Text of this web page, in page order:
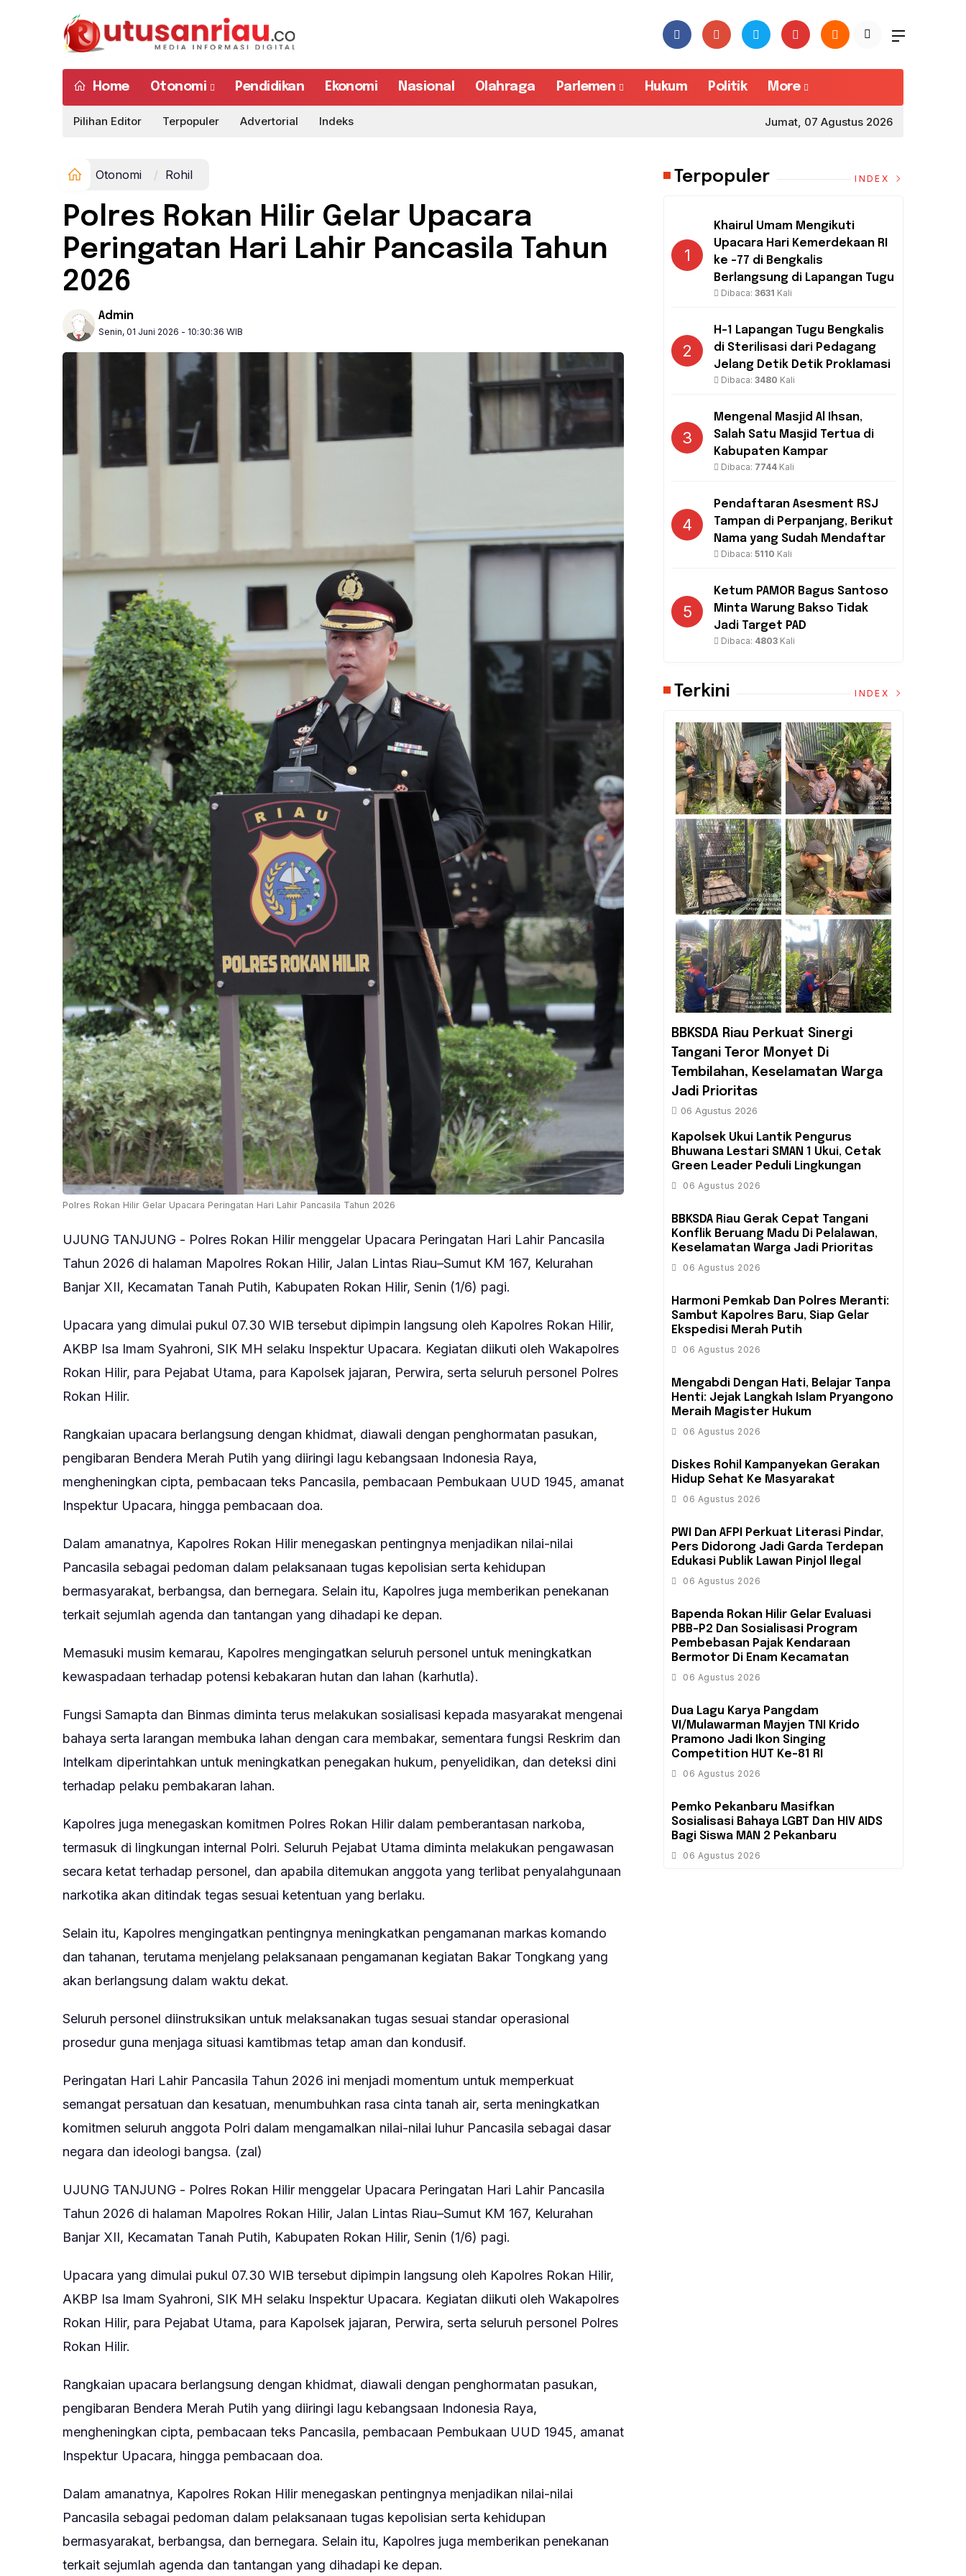
Home Otonomi Pendidikan Ekonomi Nasional Olahraga Parlemen Hukum Politik More
Pilihan Editor Terpopuler Advertorial Indeks Jumat, 07 Agustus 2026
Otonomi Rohil
Polres Rokan Hilir Gelar Upacara
Peringatan Hari Lahir Pancasila Tahun
2026
Admin
Senin, 01 Juni 2026 - 10:30:36 WIB
Polres Rokan Hilir Gelar Upacara Peringatan Hari Lahir Pancasila Tahun 2026
UJUNG TANJUNG - Polres Rokan Hilir menggelar Upacara Peringatan Hari Lahir Pancasila
Tahun 2026 di halaman Mapolres Rokan Hilir, Jalan Lintas Riau–Sumut KM 167, Kelurahan
Banjar XII, Kecamatan Tanah Putih, Kabupaten Rokan Hilir, Senin (1/6) pagi.
Upacara yang dimulai pukul 07.30 WIB tersebut dipimpin langsung oleh Kapolres Rokan Hilir,
AKBP Isa Imam Syahroni, SIK MH selaku Inspektur Upacara. Kegiatan diikuti oleh Wakapolres
Rokan Hilir, para Pejabat Utama, para Kapolsek jajaran, Perwira, serta seluruh personel Polres
Rokan Hilir.
Rangkaian upacara berlangsung dengan khidmat, diawali dengan penghormatan pasukan,
pengibaran Bendera Merah Putih yang diiringi lagu kebangsaan Indonesia Raya,
mengheningkan cipta, pembacaan teks Pancasila, pembacaan Pembukaan UUD 1945, amanat
Inspektur Upacara, hingga pembacaan doa.
Dalam amanatnya, Kapolres Rokan Hilir menegaskan pentingnya menjadikan nilai-nilai
Pancasila sebagai pedoman dalam pelaksanaan tugas kepolisian serta kehidupan
bermasyarakat, berbangsa, dan bernegara. Selain itu, Kapolres juga memberikan penekanan
terkait sejumlah agenda dan tantangan yang dihadapi ke depan.
Memasuki musim kemarau, Kapolres mengingatkan seluruh personel untuk meningkatkan
kewaspadaan terhadap potensi kebakaran hutan dan lahan (karhutla).
Fungsi Samapta dan Binmas diminta terus melakukan sosialisasi kepada masyarakat mengenai
bahaya serta larangan membuka lahan dengan cara membakar, sementara fungsi Reskrim dan
Intelkam diperintahkan untuk meningkatkan penegakan hukum, penyelidikan, dan deteksi dini
terhadap pelaku pembakaran lahan.
Kapolres juga menegaskan komitmen Polres Rokan Hilir dalam pemberantasan narkoba,
termasuk di lingkungan internal Polri. Seluruh Pejabat Utama diminta melakukan pengawasan
secara ketat terhadap personel, dan apabila ditemukan anggota yang terlibat penyalahgunaan
narkotika akan ditindak tegas sesuai ketentuan yang berlaku.
Selain itu, Kapolres mengingatkan pentingnya meningkatkan pengamanan markas komando
dan tahanan, terutama menjelang pelaksanaan pengamanan kegiatan Bakar Tongkang yang
akan berlangsung dalam waktu dekat.
Seluruh personel diinstruksikan untuk melaksanakan tugas sesuai standar operasional
prosedur guna menjaga situasi kamtibmas tetap aman dan kondusif.
Peringatan Hari Lahir Pancasila Tahun 2026 ini menjadi momentum untuk memperkuat
semangat persatuan dan kesatuan, menumbuhkan rasa cinta tanah air, serta meningkatkan
komitmen seluruh anggota Polri dalam mengamalkan nilai-nilai luhur Pancasila sebagai dasar
negara dan ideologi bangsa. (zal)
UJUNG TANJUNG - Polres Rokan Hilir menggelar Upacara Peringatan Hari Lahir Pancasila
Tahun 2026 di halaman Mapolres Rokan Hilir, Jalan Lintas Riau–Sumut KM 167, Kelurahan
Banjar XII, Kecamatan Tanah Putih, Kabupaten Rokan Hilir, Senin (1/6) pagi.
Upacara yang dimulai pukul 07.30 WIB tersebut dipimpin langsung oleh Kapolres Rokan Hilir,
AKBP Isa Imam Syahroni, SIK MH selaku Inspektur Upacara. Kegiatan diikuti oleh Wakapolres
Rokan Hilir, para Pejabat Utama, para Kapolsek jajaran, Perwira, serta seluruh personel Polres
Rokan Hilir.
Rangkaian upacara berlangsung dengan khidmat, diawali dengan penghormatan pasukan,
pengibaran Bendera Merah Putih yang diiringi lagu kebangsaan Indonesia Raya,
mengheningkan cipta, pembacaan teks Pancasila, pembacaan Pembukaan UUD 1945, amanat
Inspektur Upacara, hingga pembacaan doa.
Dalam amanatnya, Kapolres Rokan Hilir menegaskan pentingnya menjadikan nilai-nilai
Pancasila sebagai pedoman dalam pelaksanaan tugas kepolisian serta kehidupan
bermasyarakat, berbangsa, dan bernegara. Selain itu, Kapolres juga memberikan penekanan
terkait sejumlah agenda dan tantangan yang dihadapi ke depan.
Terpopuler INDEX
1
Khairul Umam Mengikuti
Upacara Hari Kemerdekaan RI
ke -77 di Bengkalis
Berlangsung di Lapangan Tugu
Dibaca: 3631 Kali
2
H-1 Lapangan Tugu Bengkalis
di Sterilisasi dari Pedagang
Jelang Detik Detik Proklamasi
Dibaca: 3480 Kali
3
Mengenal Masjid Al Ihsan,
Salah Satu Masjid Tertua di
Kabupaten Kampar
Dibaca: 7744 Kali
4
Pendaftaran Asesment RSJ
Tampan di Perpanjang, Berikut
Nama yang Sudah Mendaftar
Dibaca: 5110 Kali
5
Ketum PAMOR Bagus Santoso
Minta Warung Bakso Tidak
Jadi Target PAD
Dibaca: 4803 Kali
Terkini INDEX
BBKSDA Riau Perkuat Sinergi
Tangani Teror Monyet Di
Tembilahan, Keselamatan Warga
Jadi Prioritas
06 Agustus 2026
Kapolsek Ukui Lantik Pengurus
Bhuwana Lestari SMAN 1 Ukui, Cetak
Green Leader Peduli Lingkungan
06 Agustus 2026
BBKSDA Riau Gerak Cepat Tangani
Konflik Beruang Madu Di Pelalawan,
Keselamatan Warga Jadi Prioritas
06 Agustus 2026
Harmoni Pemkab Dan Polres Meranti:
Sambut Kapolres Baru, Siap Gelar
Ekspedisi Merah Putih
06 Agustus 2026
Mengabdi Dengan Hati, Belajar Tanpa
Henti: Jejak Langkah Islam Pryangono
Meraih Magister Hukum
06 Agustus 2026
Diskes Rohil Kampanyekan Gerakan
Hidup Sehat Ke Masyarakat
06 Agustus 2026
PWI Dan AFPI Perkuat Literasi Pindar,
Pers Didorong Jadi Garda Terdepan
Edukasi Publik Lawan Pinjol Ilegal
06 Agustus 2026
Bapenda Rokan Hilir Gelar Evaluasi
PBB-P2 Dan Sosialisasi Program
Pembebasan Pajak Kendaraan
Bermotor Di Enam Kecamatan
06 Agustus 2026
Dua Lagu Karya Pangdam
VI/Mulawarman Mayjen TNI Krido
Pramono Jadi Ikon Singing
Competition HUT Ke-81 RI
06 Agustus 2026
‎Pemko Pekanbaru Masifkan
Sosialisasi Bahaya LGBT Dan HIV AIDS
Bagi Siswa MAN 2 Pekanbaru
06 Agustus 2026